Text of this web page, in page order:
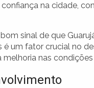
na cidade,
sinal de que
é um fator crucial no
nas